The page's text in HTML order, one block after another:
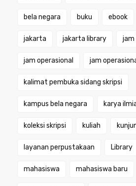
bela negara buku ebook
jakarta jakarta library jam
jam operasional jam
kalimat pembuka sidang skripsi
kampus bela negara karya
koleksi skripsi kuliah
layanan perpustakaan Library
mahasiswa mahasiswa baru